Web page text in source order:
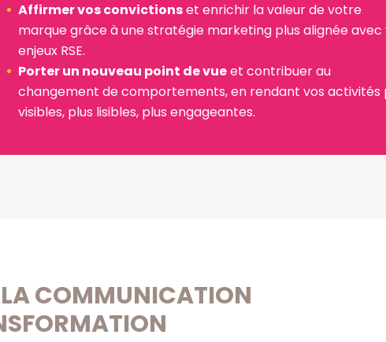
Affirmer vos convictionset enrichir la valeur de votre
marque grâce à une stratégie marketing plus alignée avec
enjeux RSE.
Porter un nouveau point de vueet contribuer au
changement de comportements, en rendant vos activités
visibles, plus lisibles, plus engageantes.
COMMUNICATION